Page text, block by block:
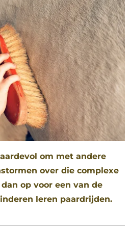
om met andere
over die complexe
op voor een van de
leren paardrijden.